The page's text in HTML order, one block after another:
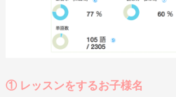
① レッスンをするお子様名